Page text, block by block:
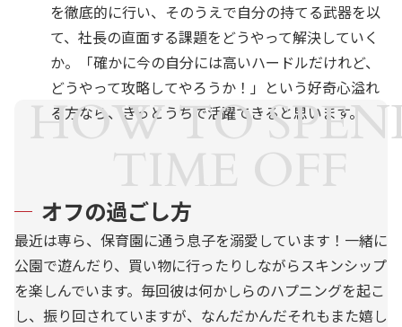
を徹底的に行い、そのうえで自分の持てる武器を以
て、社長の直面する課題をどうやって解決していく
か。「確かに今の自分には高いハードルだけれど、
どうやって攻略してやろうか！」という好奇心溢れ
る方なら、きっとうちで活躍できると思います。
HOW TO
TIME OFF
オフの過ごし方
最近は専ら、保育園に通う息子を溺愛しています！一緒に
公園で遊んだり、買い物に行ったりしながらスキンシップ
を楽しんでいます。毎回彼は何かしらのハプニングを起こ
し、振り回されていますが、なんだかんだそれもまた嬉し